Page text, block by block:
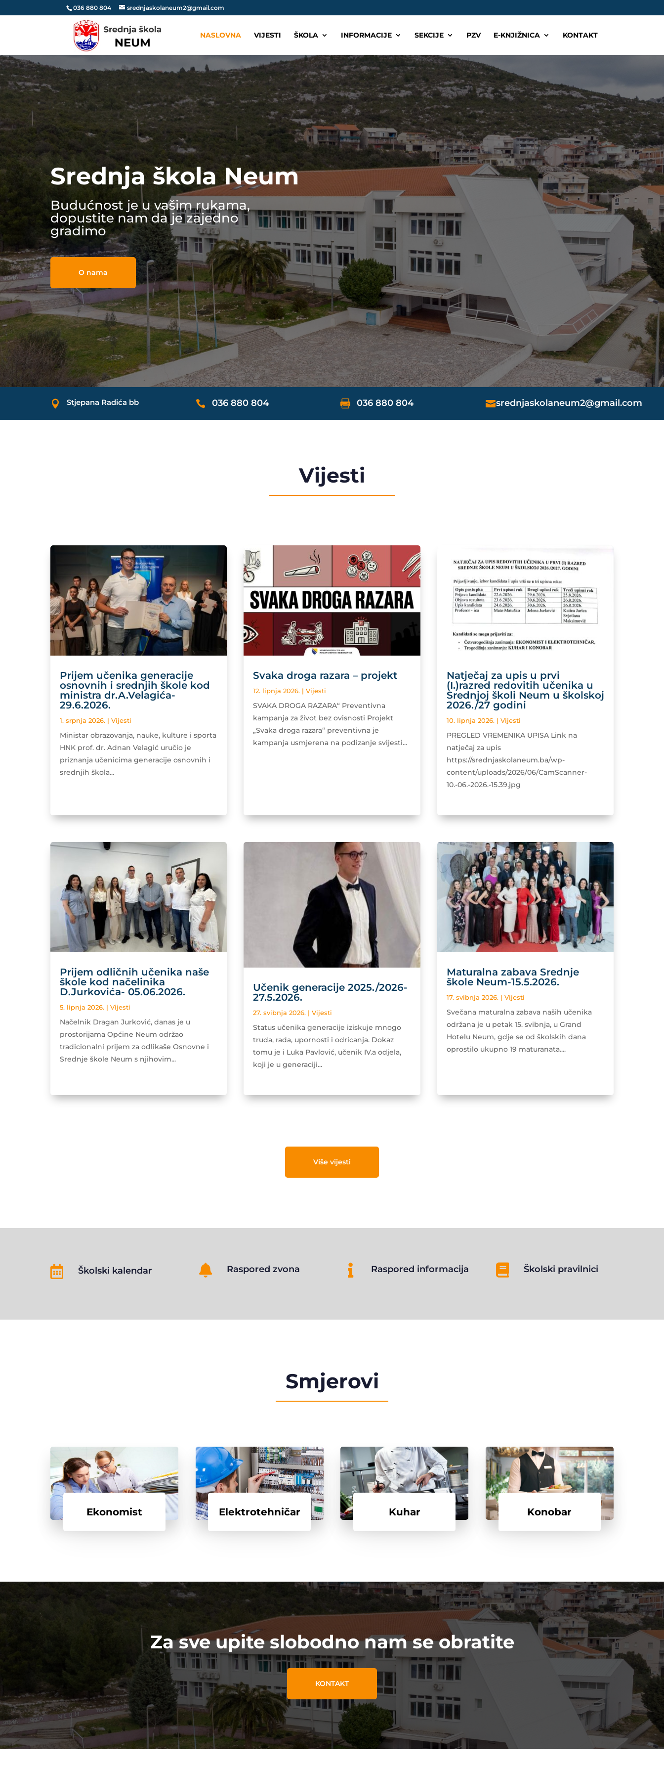
036 880 804 srednjaskolaneum2@gmail.com
NASLOVNA VIJESTI ŠKOLA INFORMACIJE SEKCIJE PZV E-KNJIŽNICA KONTAKT
Srednja škola Neum
Budućnost je u vašim rukama,
dopustite nam da je zajedno
gradimo
O nama
 Stjepana Radića bb  036 880 804  036 880 804 srednjaskolaneum2@gmail.com
Vijesti
Prijem učenika generacije
osnovnih i srednjih škole kod
ministra dr.A.Velagića-
29.6.2026.
1. srpnja 2026. | Vijesti
Ministar obrazovanja, nauke, kulture i sporta
HNK prof. dr. Adnan Velagić uručio je
priznanja učenicima generacije osnovnih i
srednjih škola...
Svaka droga razara – projekt
12. lipnja 2026. |Vijesti
SVAKA DROGA RAZARA“ Preventivna
kampanja za život bez ovisnosti Projekt
„Svaka droga razara“ preventivna je
kampanja usmjerena na podizanje svijesti...
Natječaj za upis u prvi
(I.)razred redovitih učenika u
Srednjoj školi Neum u školskoj
2026./27 godini
10. lipnja 2026.| Vijesti
PREGLED VREMENIKA UPISA Link na
natječaj za upis
https://srednjaskolaneum.ba/wp-
content/uploads/2026/06/CamScanner-
10.-06.-2026.-15.39.jpg
Prijem odličnih učenika naše
škole kod načelinika
D.Jurkovića- 05.06.2026.
5. lipnja 2026. | Vijesti
Načelnik Dragan Jurković, danas je u
prostorijama Općine Neum održao
tradicionalni prijem za odlikaše Osnovne i
Srednje škole Neum s njihovim...
Učenik generacije 2025./2026-
27.5.2026.
27. svibnja 2026. |Vijesti
Status učenika generacije iziskuje mnogo
truda, rada, upornosti i odricanja. Dokaz
tomu je i Luka Pavlović, učenik IV.a odjela,
koji je u generaciji...
Maturalna zabava Srednje
škole Neum-15.5.2026.
17. svibnja 2026.| Vijesti
Svečana maturalna zabava naših učenika
održana je u petak 15. svibnja, u Grand
Hotelu Neum, gdje se od školskih dana
oprostilo ukupno 19 maturanata....
Više vijesti
 Školski kalendar  Raspored zvona  Raspored informacija  Školski pravilnici
Smjerovi
Ekonomist Elektrotehničar Kuhar Konobar
Za sve upite slobodno nam se obratite
KONTAKT